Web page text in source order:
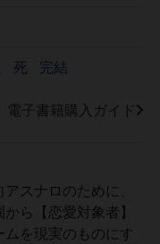
死 完結
電子書籍購入ガイド
スナロのために、
ら【恋愛対象者】
を現実のものにす